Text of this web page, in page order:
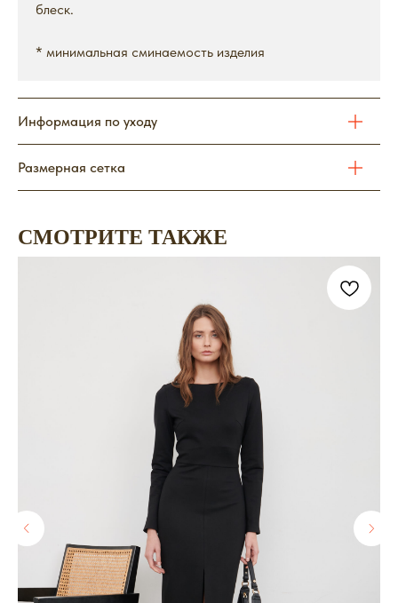
блеск.
* минимальная сминаемость изделия
Информация по уходу
Размерная сетка
СМОТРИТЕ ТАКЖЕ
Телефон
+7 (903) 015-15-68
themod.design@ya.ru
Почта
КАТАЛОГ
/